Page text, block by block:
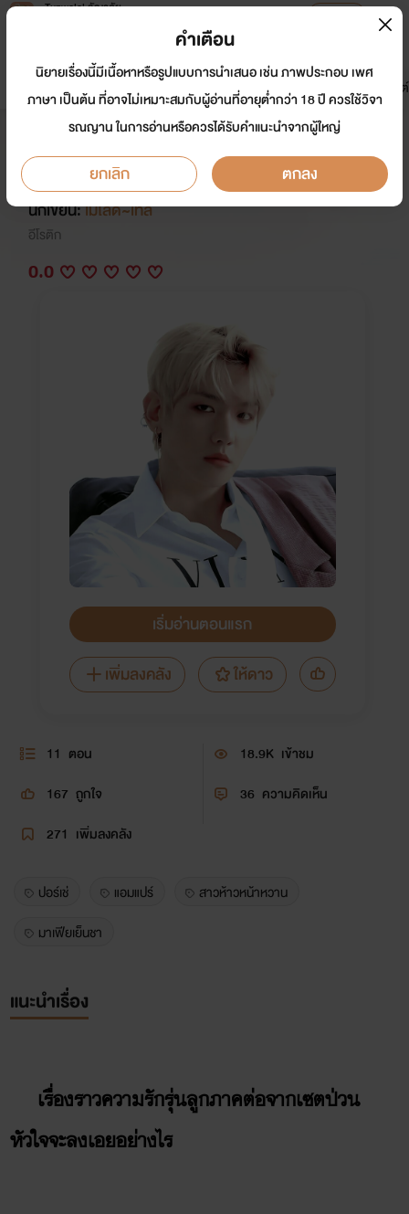
Tunwalai ธัญวลัย
หน้าแรก นิยาย อีบุ๊ก การ์ตูน
มาใหม่
ดรีมแชท ธัญลิสต์
มาเฟียหน้าหวานปราบรักยัยเย็นชา
(อ่านฟรีก่อนติดเหรียญตอนถัดไป)
นักเขียน:เมโลดี้~เทล
อีโรติก
0.0
เริ่มอ่านตอนแรก
เพิ่มลงคลัง
ให้ดาว
11 ตอน 18.9K เข้าชม
167 ถูกใจ 36 ความคิดเห็น
271 เพิ่มลงคลัง
ปอร์เช่ แอมแปร์
สาวห้าวหน้าหวาน
มาเฟียเย็นชา
แนะนำเรื่อง
เรื่องราวความรักรุ่นลูกภาคต่อจากเซตป่วน
หัวใจจะลงเอยอย่างไร
คำเตือน
นิยายเรื่องนี้มีเนื้อหาหรือรูปแบบการนำเสนอ เช่น ภาพประกอบ เพศ
ภาษา เป็นต้น ที่อาจไม่เหมาะสมกับผู้อ่านที่อายุต่ำกว่า 18 ปี ควรใช้วิจา
รณญาน ในการอ่านหรือควรได้รับคำแนะนำจากผู้ใหญ่
ยกเลิก ตกลง